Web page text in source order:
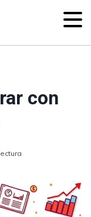
con